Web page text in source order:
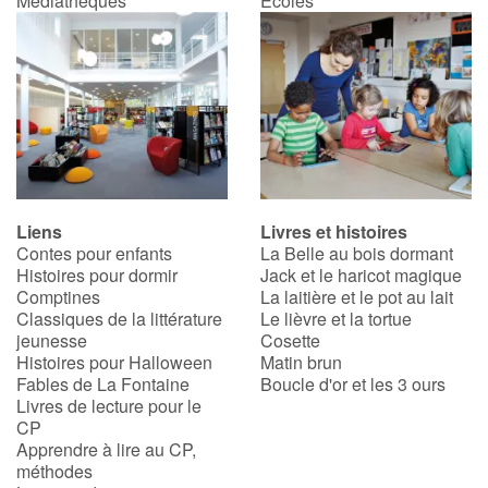
Catalogue anglais
Contraste +
Aide
Accueil
Famille
Écoles
Médiathèques
Vidéos & Tutoriaux
Liens
Contes pour enfants
Histoires pour dormir
Comptines
Classiques de la littérature
jeunesse
Histoires pour Halloween
Fables de La Fontaine
Livres de lecture pour le
CP
Apprendre à lire au CP,
méthodes
Livres et histoires
La Belle au bois dormant
Jack et le haricot magique
La laitière et le pot au lait
Le lièvre et la tortue
Cosette
Matin brun
Boucle d'or et les 3 ours